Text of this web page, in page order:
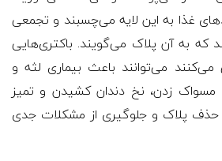
غذا به این لایه می‌چسبند و تجمعی
که به آن پلاک می‌گویند. باکتری‌هایی
می‌توانند باعث بیماری لثه و
زدن، نخ دندان کشیدن و تمیز
حذف پلاک و جلوگیری از مشکلات جدی